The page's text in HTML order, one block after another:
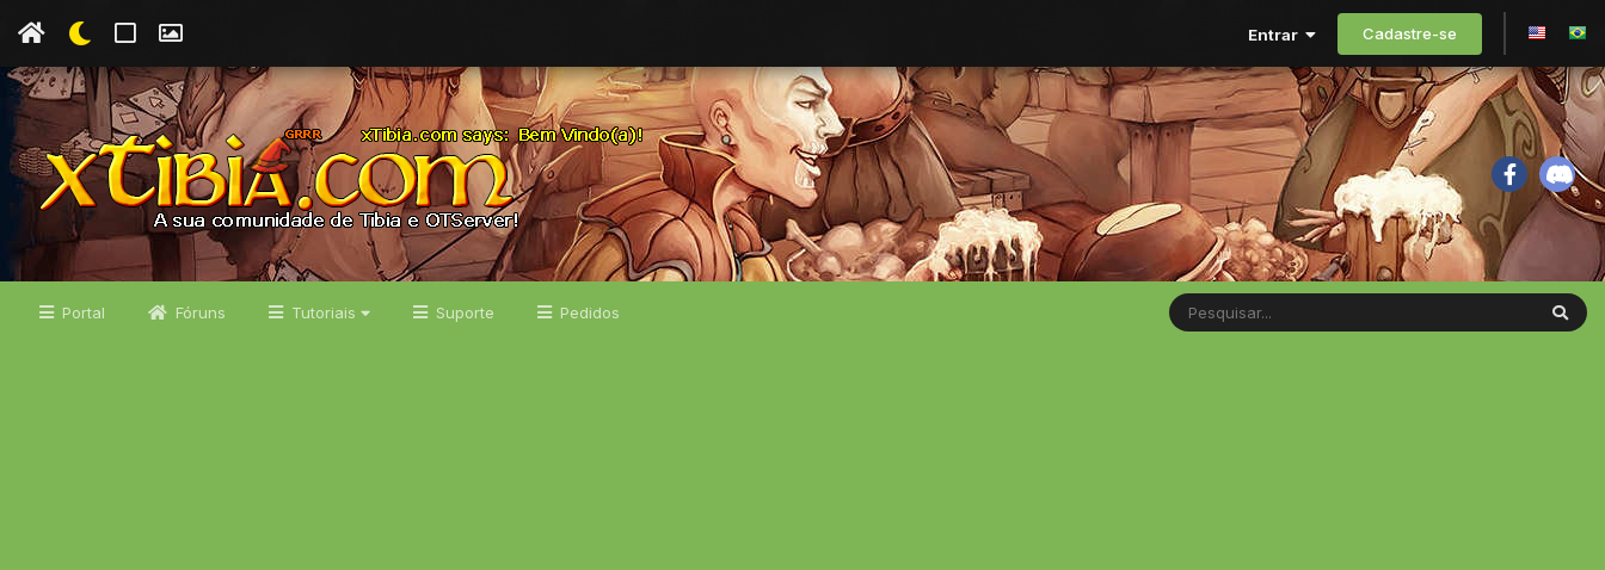
Entrar Cadastre-se
Portal Fóruns Tutoriais Suporte Pedidos